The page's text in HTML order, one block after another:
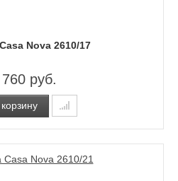
Nova 2610/17
руб.